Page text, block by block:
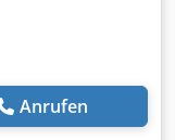
Anrufen